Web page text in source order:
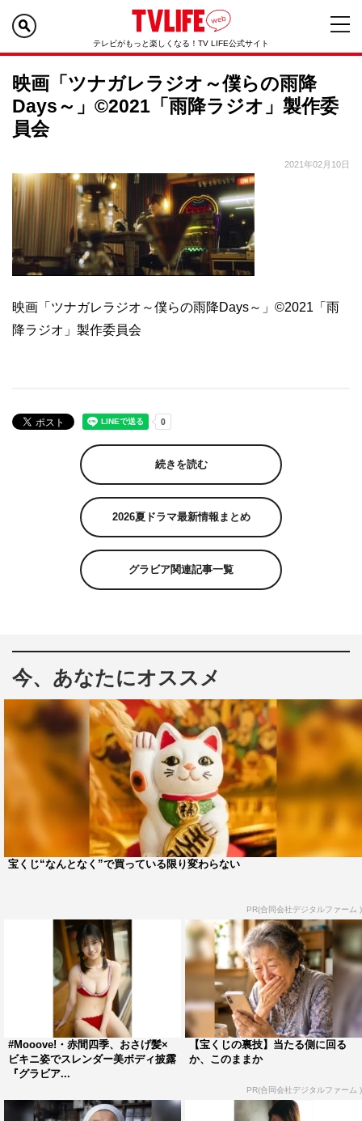
テレビがもっと楽しくなる！TV LIFE公式サイト
映画「ツナガレラジオ～僕らの雨降
Days～」©2021「雨降ラジオ」製作委
員会
2021年02月10日
映画「ツナガレラジオ～僕らの雨降Days～」©2021「雨
降ラジオ」製作委員会
続きを読む
2026夏ドラマ最新情報まとめ
グラビア関連記事一覧
今、あなたにオススメ
宝くじ“なんとなく”で買っている限り変わらない
PR(合同会社デジタルファーム )
#Mooove!・赤間四季、おさげ髪×
ビキニ姿でスレンダー美ボディ披露
『グラビア...
【宝くじの裏技】当たる側に回る
か、このままか
PR(合同会社デジタルファーム )